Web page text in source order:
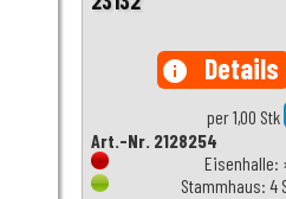
info Details
per 1,00 Stk
Art.-Nr. 2128254
Eisenhalle:
Stammhaus: 4